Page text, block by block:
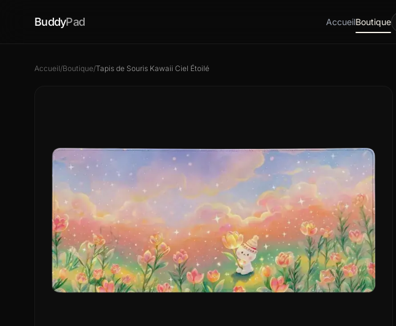
BuddyPad AccueilBoutique
Accueil/Boutique/Tapis de Souris Kawaii Ciel Étoilé